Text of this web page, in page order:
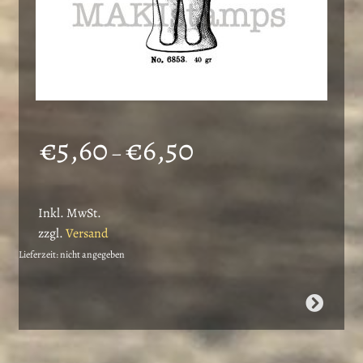
€5,60–€6,50
Inkl. MwSt.
zzgl.Versand
Lieferzeit: nicht angegeben